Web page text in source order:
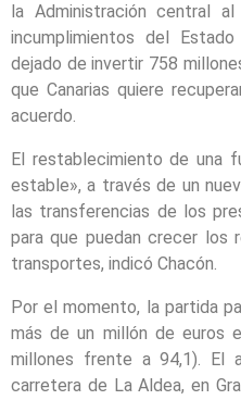
la Administración central
incumplimientos del
dejado de invertir 758
que Canarias quiere
acuerdo.
El restablecimiento de una
estable», a través de un
las transferencias de los
para que puedan crecer los
transportes, indicó Chacón.
Por el momento, la partida
más de un millón de euros
millones frente a 94,1). El
carretera de La Aldea, en